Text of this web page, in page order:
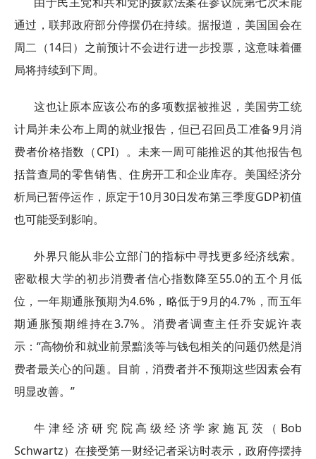
通过，联邦政府部分停摆仍在持续。据报道，美国国会在
周二（14日）之前预计不会进行进一步投票，这意味着僵
局将持续到下周。
这也让原本应该公布的多项数据被推迟，美国劳工统
计局并未公布上周的就业报告，但已召回员工准备9月消
费者价格指数（CPI）。未来一周可能推迟的其他报告包
括普查局的零售销售、住房开工和企业库存。美国经济分
析局已暂停运作，原定于10月30日发布第三季度GDP初值
也可能受到影响。
外界只能从非公立部门的指标中寻找更多经济线索。
密歇根大学的初步消费者信心指数降至55.0的五个月低
位，一年期通胀预期为4.6%，略低于9月的4.7%，而五年
期通胀预期维持在3.7%。消费者调查主任乔安妮许表
示：“高物价和就业前景黯淡等与钱包相关的问题仍然是消
费者最关心的问题。目前，消费者并不预期这些因素会有
明显改善。”
牛津经济研究院高级经济学家施瓦茨（Bob
Schwartz）在接受第一财经记者采访时表示，政府停摆持